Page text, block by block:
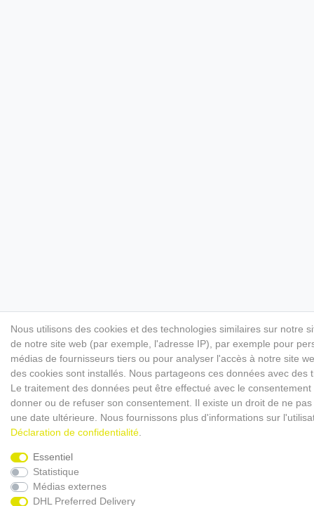
Nous utilisons des cookies et des technologies similaires sur notre
de notre site web (par exemple, l'adresse IP), par exemple pour
médias de fournisseurs tiers ou pour analyser l'accès à notre site
des cookies sont installés. Nous partageons ces données avec
Le traitement des données peut être effectué avec le
donner ou de refuser son consentement. Il existe un droit de ne
une date ultérieure. Nous fournissons plus d'informations sur
Déclaration de confidentialité
Essentiel
Statistique
Médias externes
DHL Preferred Delivery